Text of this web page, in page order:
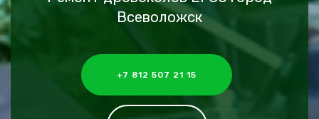
Всеволожск
+7 812 507 21 15